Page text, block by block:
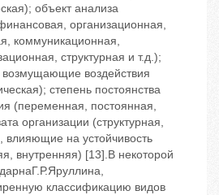
объект анализа
организационная,
коммуникационная,
структурная и т.д.);
возмущающие воздействия
степень постоянства
(переменная, постоянная,
организации (структурная,
влияющие на устойчивость
внутренняя) [13].В некоторой
классификацию видов